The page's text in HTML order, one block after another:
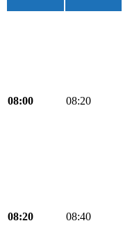
08:00 08:20
08:20 08:40